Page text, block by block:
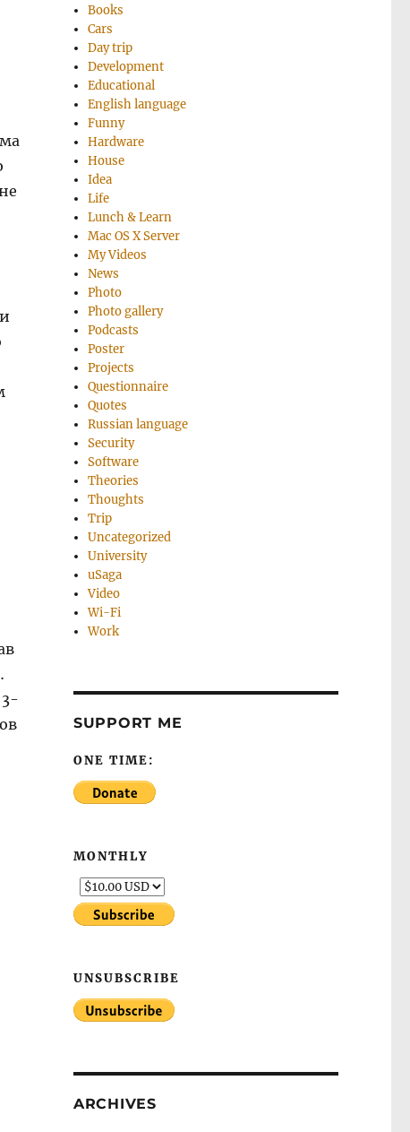
3-
Books
Cars
Day trip
Development
Educational
English language
Funny
Hardware
House
Idea
Life
Lunch & Learn
Mac OS X Server
My Videos
News
Photo
Photo gallery
Podcasts
Poster
Projects
Questionnaire
Quotes
Russian language
Security
Software
Theories
Thoughts
Trip
Uncategorized
University
uSaga
Video
Wi-Fi
Work
SUPPORT ME
ONE TIME:
MONTHLY
UNSUBSCRIBE
ARCHIVES